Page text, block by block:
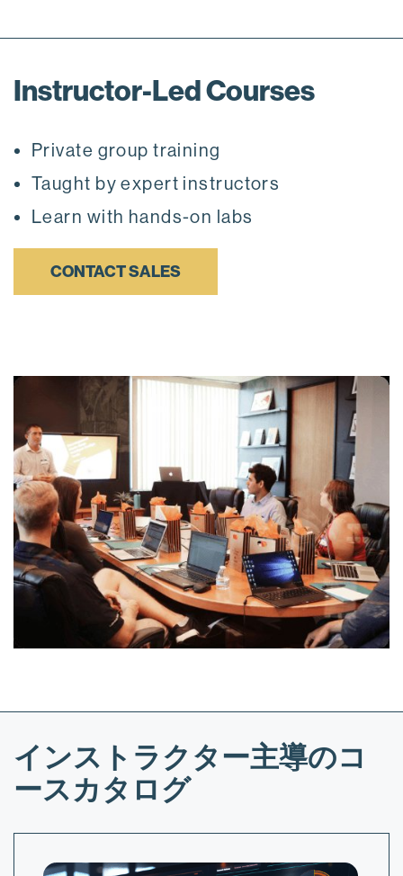
Instructor-Led Courses
Private group training
Taught by expert instructors
Learn with hands-on labs
CONTACT SALES
インストラクター主導のコ
ースカタログ